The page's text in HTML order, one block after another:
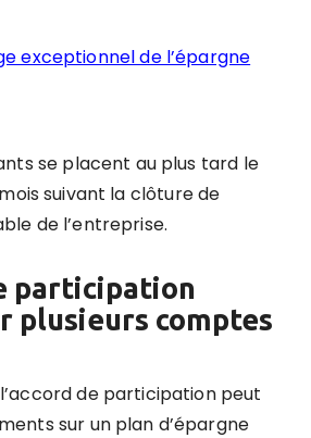
exceptionnel de l’épargne
se placent au plus tard le
mois suivant la clôture de
de l’entreprise.
participation
plusieurs comptes
de participation peut
sur un plan d’épargne